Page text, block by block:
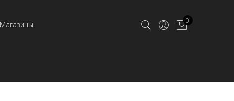
Магазины 0